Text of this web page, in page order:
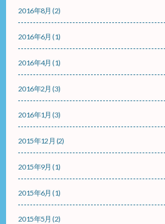
2016年8月 (2)
2016年6月 (1)
2016年4月 (1)
2016年2月 (3)
2016年1月 (3)
2015年12月 (2)
2015年9月 (1)
2015年6月 (1)
2015年5月 (2)